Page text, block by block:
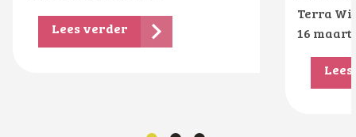
Lees verder
Terra
16 maart